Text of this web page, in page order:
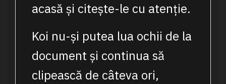
acasă și citește-le cu atenție.
Koi nu-și putea lua ochii de la
document și continua să
clipească de câteva ori,